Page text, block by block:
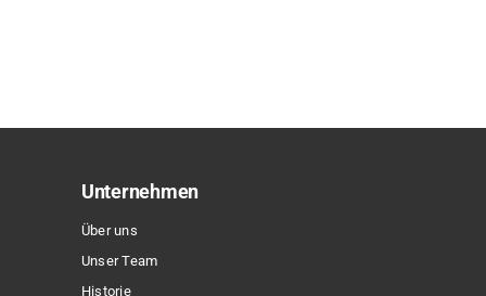
auf.
Optionen
Unternehmen
Über uns
Unser Team
Historie